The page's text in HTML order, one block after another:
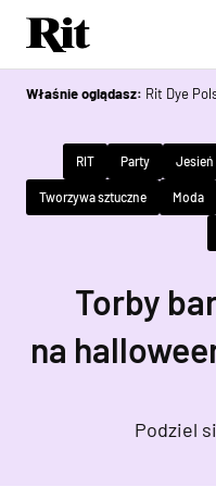
Właśnie oglądasz: Rit Dye
RIT Party Jesień
Tworzywa sztuczne Moda
Torby
na
Podziel